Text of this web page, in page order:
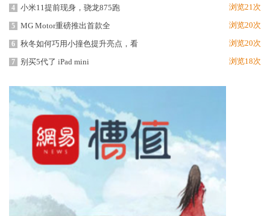
4 小米11提前现身，骁龙875跑 浏览21次
5 MG Motor重磅推出首款全 浏览20次
6 秋冬如何巧用小撞色提升亮点，看 浏览20次
7 别买5代了 iPad mini 浏览18次